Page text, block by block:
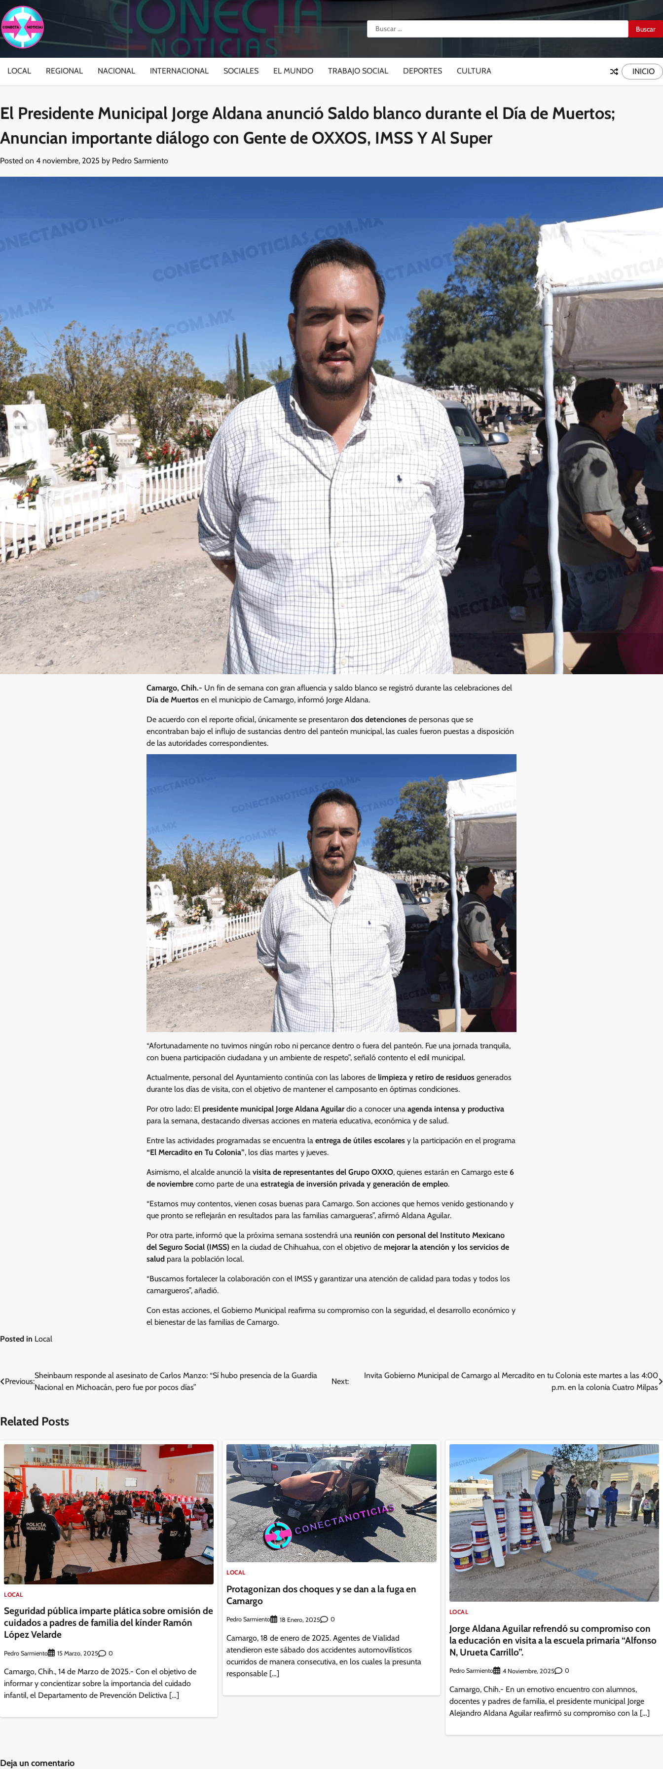
to
content
Buscar:
LOCAL REGIONAL NACIONAL INTERNACIONAL SOCIALES EL MUNDO TRABAJO SOCIAL DEPORTES CULTURA INICIO
El Presidente Municipal Jorge Aldana anunció Saldo blanco durante el Día de Muertos;
Anuncian importante diálogo con Gente de OXXOS, IMSS Y Al Super
Posted on 4 noviembre, 2025 by Pedro Sarmiento
Camargo, Chih.- Un fin de semana con gran afluencia y saldo blanco se registró durante las celebraciones del
Día de Muertos en el municipio de Camargo, informó Jorge Aldana.
De acuerdo con el reporte oficial, únicamente se presentaron dos detenciones de personas que se
encontraban bajo el influjo de sustancias dentro del panteón municipal, las cuales fueron puestas a disposición
de las autoridades correspondientes.
“Afortunadamente no tuvimos ningún robo ni percance dentro o fuera del panteón. Fue una jornada tranquila,
con buena participación ciudadana y un ambiente de respeto”, señaló contento el edil municipal.
Actualmente, personal del Ayuntamiento continúa con las labores de limpieza y retiro de residuos generados
durante los días de visita, con el objetivo de mantener el camposanto en óptimas condiciones.
Por otro lado: El presidente municipal Jorge Aldana Aguilardio a conocer una agenda intensa y productiva
para la semana, destacando diversas acciones en materia educativa, económica y de salud.
Entre las actividades programadas se encuentra la entrega de útiles escolares y la participación en el programa
“El Mercadito en Tu Colonia”, los días martes y jueves.
Asimismo, el alcalde anunció la visita de representantes del Grupo OXXO, quienes estarán en Camargo este 6
de noviembre como parte de una estrategia de inversión privada y generación de empleo.
“Estamos muy contentos, vienen cosas buenas para Camargo. Son acciones que hemos venido gestionando y
que pronto se reflejarán en resultados para las familias camargueras”, afirmó Aldana Aguilar.
Por otra parte, informó que la próxima semana sostendrá una reunión con personal del Instituto Mexicano
del Seguro Social (IMSS) en la ciudad de Chihuahua, con el objetivo de mejorar la atención y los servicios de
salud para la población local.
“Buscamos fortalecer la colaboración con el IMSS y garantizar una atención de calidad para todas y todos los
camargueros”, añadió.
Con estas acciones, el Gobierno Municipal reafirma su compromiso con la seguridad, el desarrollo económico y
el bienestar de las familias de Camargo.
Posted in Local
Navegación
entradas
Previous:
Sheinbaum responde al asesinato de Carlos Manzo: “Sí hubo presencia de la Guardia
Nacional en Michoacán, pero fue por pocos días”
Next:
Invita Gobierno Municipal de Camargo al Mercadito en tu Colonia este martes a las 4:00
p.m. en la colonia Cuatro Milpas
Related Posts
LOCAL
Seguridad pública imparte plática sobre omisión de
cuidados a padres de familia del kínder Ramón
López Velarde
Pedro Sarmiento 15 Marzo, 2025 0
Camargo, Chih., 14 de Marzo de 2025.- Con el objetivo de
informar y concientizar sobre la importancia del cuidado
infantil, el Departamento de Prevención Delictiva […]
LOCAL
Protagonizan dos choques y se dan a la fuga en
Camargo
Pedro Sarmiento 18 Enero, 2025 0
Camargo, 18 de enero de 2025. Agentes de Vialidad
atendieron este sábado dos accidentes automovilísticos
ocurridos de manera consecutiva, en los cuales la presunta
responsable […]
LOCAL
Jorge Aldana Aguilar refrendó su compromiso con
la educación en visita a la escuela primaria “Alfonso
N, Urueta Carrillo”.
Pedro Sarmiento 4 Noviembre, 2025 0
Camargo, Chih.- En un emotivo encuentro con alumnos,
docentes y padres de familia, el presidente municipal Jorge
Alejandro Aldana Aguilar reafirmó su compromiso con la […]
Deja un comentario